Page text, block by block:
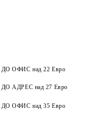
ДО ОФИС над 22 Евро
ДО АДРЕС над 27 Евро
ДО ОФИС над 35 Евро